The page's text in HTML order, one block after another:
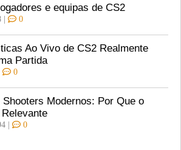
e equipas de CS2
| 0
Ao Vivo de CS2 Realmente
Partida
0
Modernos: Por Que o
| 0